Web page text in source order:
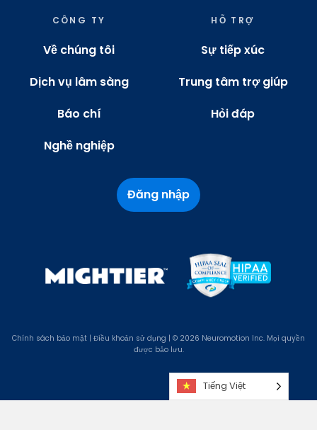
CÔNG TY
Về chúng tôi
Dịch vụ lâm sàng
Báo chí
Nghề nghiệp
HỖ TRỢ
Sự tiếp xúc
Trung tâm trợ giúp
Hỏi đáp
Đăng nhập
Chính sách bảo mật | Điều khoản sử dụng | © 2026 Neuromotion Inc. Mọi quyền
được bảo lưu.
Tiếng Việt